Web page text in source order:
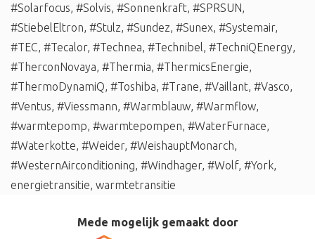
#Solarfocus, #Solvis, #Sonnenkraft, #SPRSUN,
#StiebelEltron, #Stulz, #Sundez, #Sunex, #Systemair,
#TEC, #Tecalor, #Technea, #Technibel, #TechniQEnergy,
#TherconNovaya, #Thermia, #ThermicsEnergie,
#ThermoDynamiQ, #Toshiba, #Trane, #Vaillant, #Vasco,
#Ventus, #Viessmann, #Warmblauw, #Warmflow,
#warmtepomp, #warmtepompen, #WaterFurnace,
#Waterkotte, #Weider, #WeishauptMonarch,
#WesternAirconditioning, #Windhager, #Wolf, #York,
energietransitie, warmtetransitie
Mede mogelijk gemaakt door